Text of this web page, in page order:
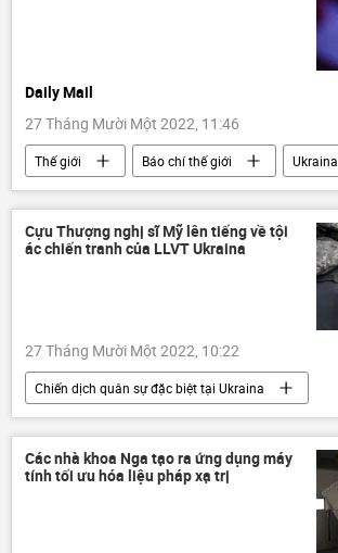
Daily Mail
27 Tháng Mười Một 2022, 11:46
Thế giới Báo chí thế giới
Ukraina
Cuộc khủng hoảng ở Ukraina
Hoa Kỳ
Kinh tế
Cựu Thượng nghị sĩ Mỹ lên tiếng về tội
ác chiến tranh của LLVT Ukraina
27 Tháng Mười Một 2022, 10:22
Chiến dịch quân sự đặc biệt tại Ukraina
Thế giới
Hoa Kỳ
Ukraina
Cuộc khủng hoảng ở Ukraina
xung đột quân sự
Nga
Các nhà khoa Nga tạo ra ứng dụng máy
tính tối ưu hóa liệu pháp xạ trị